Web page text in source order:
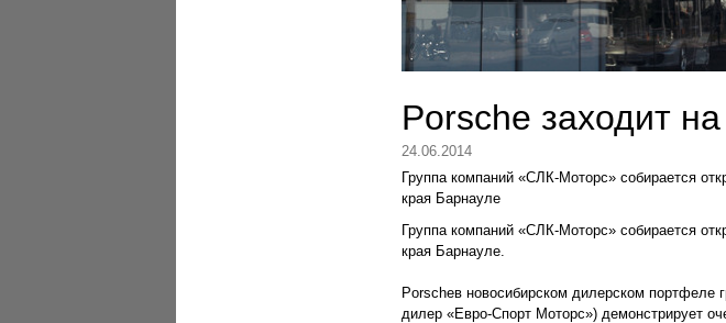
Porsche заходит
24.06.2014
Группа компаний «СЛК-Моторс» собирается
края Барнауле
Группа компаний «СЛК-Моторс» собирается
края Барнауле.
Porscheв новосибирском дилерском портфеле
дилер «Евро-Спорт Моторс») демонстрирует